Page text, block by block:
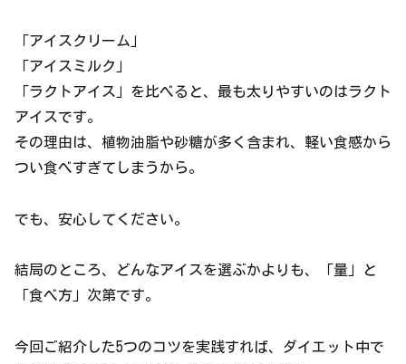
「アイスクリーム」
「アイスミルク」
「ラクトアイス」を比べると、最も太りやすいのはラクト
アイスです。
その理由は、植物油脂や砂糖が多く含まれ、軽い食感から
つい食べすぎてしまうから。
でも、安心してください。
結局のところ、どんなアイスを選ぶかよりも、「量」と
「食べ方」次第です。
今回ご紹介した5つのコツを実践すれば、ダイエット中で